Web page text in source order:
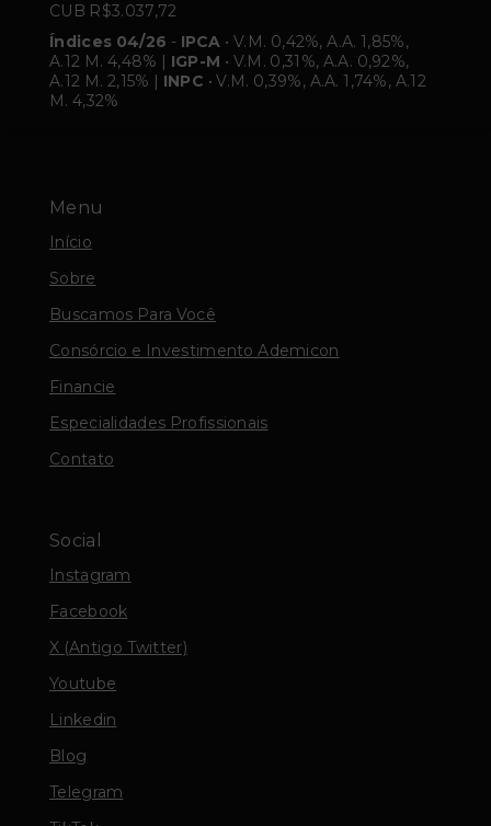
Menu
Início
Sobre
Buscamos Para Você
Consórcio e Investimento Ademicon
Financie
Especialidades Profissionais
Contato
Social
Instagram
Facebook
X (Antigo Twitter)
Youtube
Linkedin
Blog
Telegram
CUB R$3.037,72
Índices 04/26 - IPCA • V.M. 0,42%, A.A. 1,85%,
A.12 M. 4,48% | IGP-M • V.M. 0,31%, A.A. 0,92%,
A.12 M. 2,15% | INPC • V.M. 0,39%, A.A. 1,74%, A.12
M. 4,32%